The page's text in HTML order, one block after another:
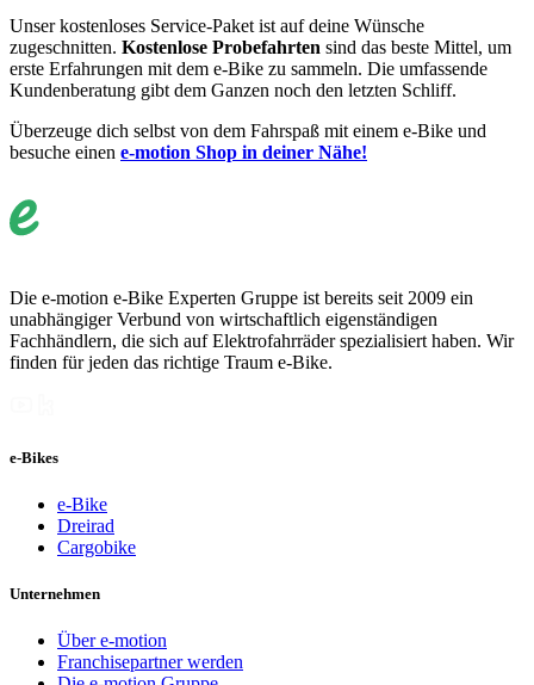
Unser kostenloses Service-Paket ist auf deine Wünsche
zugeschnitten. Kostenlose Probefahrten sind das beste Mittel, um
erste Erfahrungen mit dem e-Bike zu sammeln. Die umfassende
Kundenberatung gibt dem Ganzen noch den letzten Schliff.
Überzeuge dich selbst von dem Fahrspaß mit einem e-Bike und
besuche einen e-motion Shop in deiner Nähe!
Die e-motion e-Bike Experten Gruppe ist bereits seit 2009 ein
unabhängiger Verbund von wirtschaftlich eigenständigen
Fachhändlern, die sich auf Elektrofahrräder spezialisiert haben. Wir
finden für jeden das richtige Traum e-Bike.
e-Bikes
e-Bike
Dreirad
Cargobike
Unternehmen
Über e-motion
Franchisepartner werden